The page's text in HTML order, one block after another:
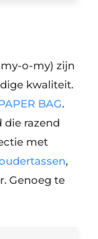
o-my) zijn
kwaliteit.
BAG.
die razend
met
,
Genoeg te